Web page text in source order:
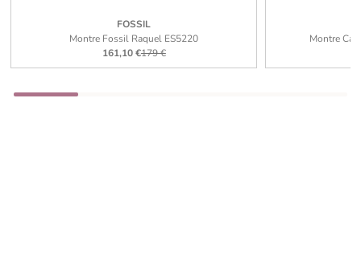
FOSSIL
Montre Fossil Raquel ES5220
161,10 €179 €
Montre